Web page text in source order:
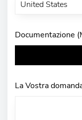
Documentazione
La Vostra